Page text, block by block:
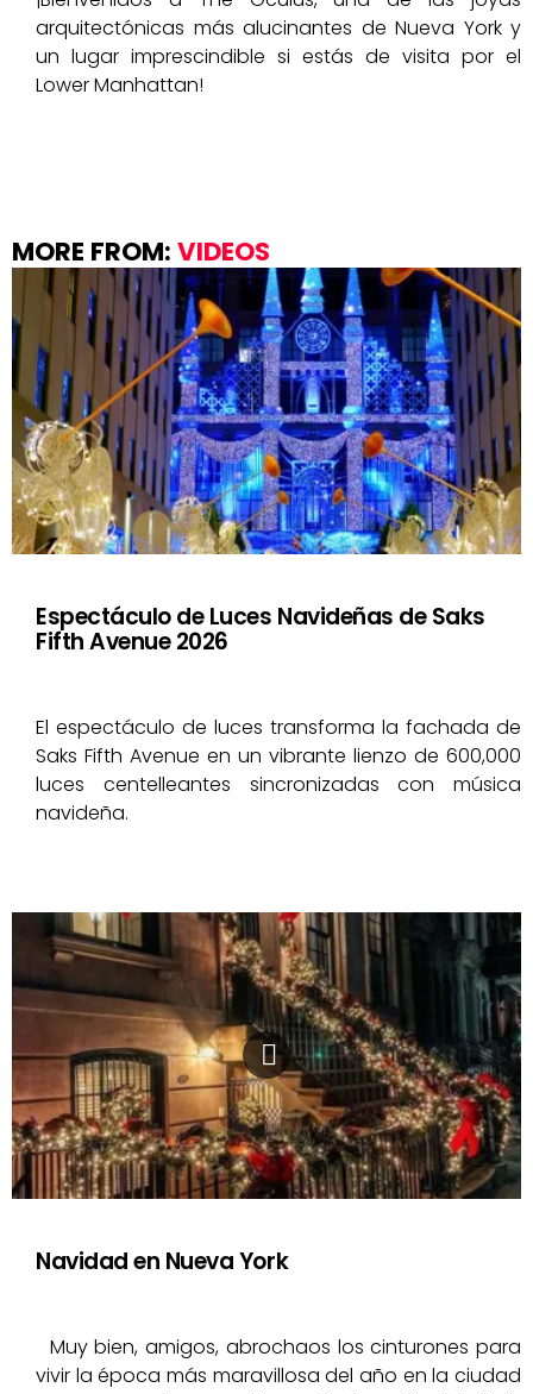
arquitectónicas más alucinantes de Nueva York y
un lugar imprescindible si estás de visita por el
Lower Manhattan!
MORE FROM: VIDEOS
Espectáculo de Luces Navideñas de Saks
Fifth Avenue 2026
El espectáculo de luces transforma la fachada de
Saks Fifth Avenue en un vibrante lienzo de 600,000
luces centelleantes sincronizadas con música
navideña.
Navidad en Nueva York
Muy bien, amigos, abrochaos los cinturones para
vivir la época más maravillosa del año en la ciudad